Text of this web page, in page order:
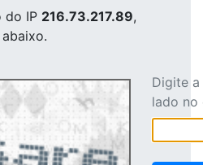
do IP 216.73.217.89,
Digite
lado no